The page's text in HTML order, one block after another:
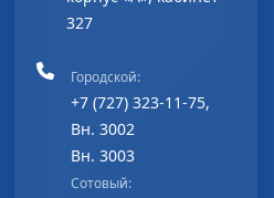
327
Городской:
+7 (727) 323-11-75,
Вн. 3002
Вн. 3003
Сотовый: